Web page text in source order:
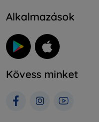
Alkalmazások
Kövess minket